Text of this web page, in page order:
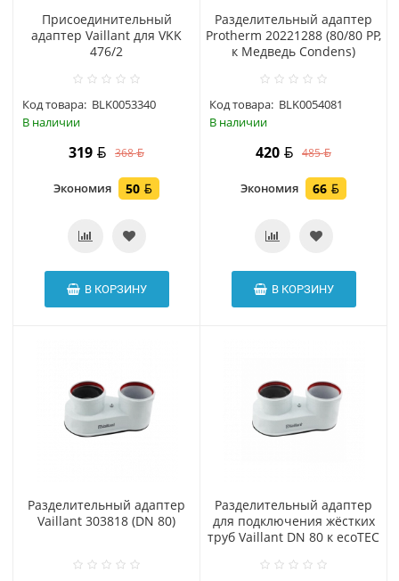
Присоединительный
адаптер Vaillant для VKK
476/2
Код товара: BLK0053340
В наличии
319 368
Экономия 50
В КОРЗИНУ
Разделительный адаптер
Protherm 20221288 (80/80 PP,
к Медведь Condens)
Код товара: BLK0054081
В наличии
420 485
Экономия 66
В КОРЗИНУ
Разделительный адаптер
Vaillant 303818 (DN 80)
Разделительный адаптер
для подключения жёстких
труб Vaillant DN 80 к ecoTEC